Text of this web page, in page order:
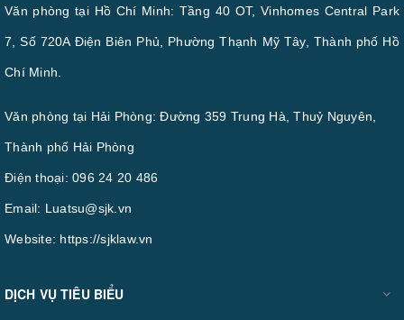
Văn phòng tại Hồ Chí Minh: Tầng 40 OT, Vinhomes Central Park
7, Số 720A Điện Biên Phủ, Phường Thạnh Mỹ Tây, Thành phố Hồ
Chí Minh.
Văn phòng tại Hải Phòng: Đường 359 Trung Hà, Thuỷ Nguyên,
Thành phố Hải Phòng
Điện thoại: 096 24 20 486
Email: Luatsu@sjk.vn
Website: https://sjklaw.vn
DỊCH VỤ TIÊU BIỂU